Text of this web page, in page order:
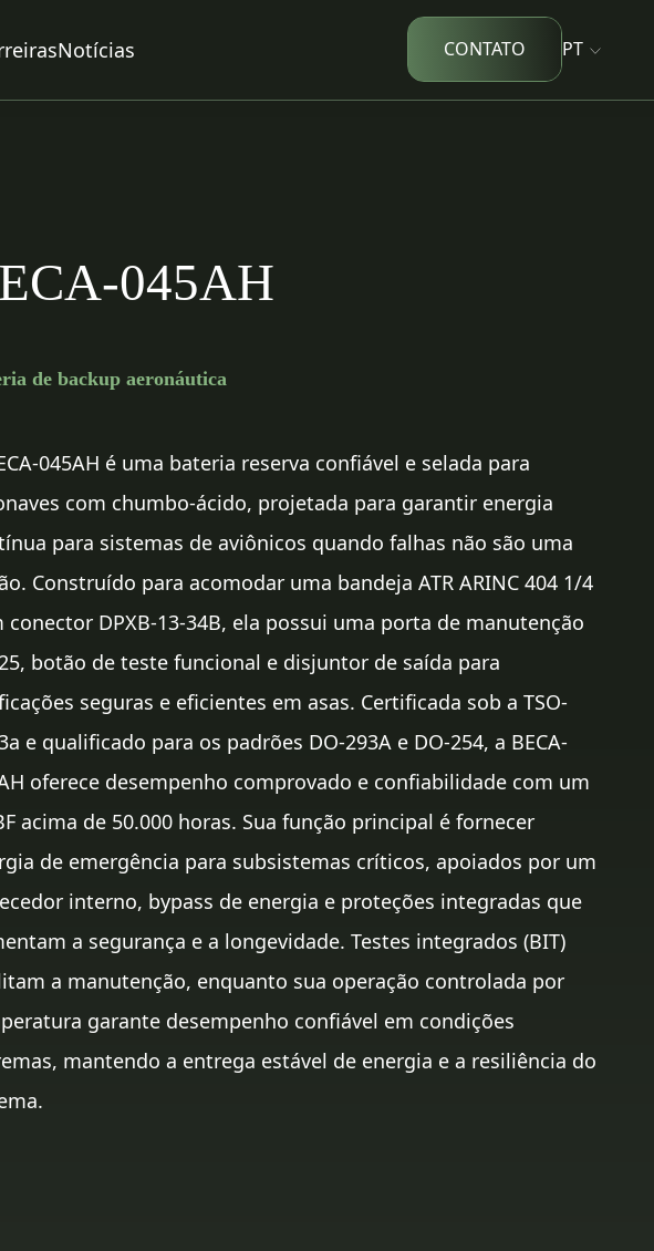
Notícias CONTATO PT
045AH
de backup aeronáutica
045AH é uma bateria reserva confiável e selada para
com chumbo-ácido, projetada para garantir energia
para sistemas de aviônicos quando falhas não são uma
Construído para acomodar uma bandeja ATR ARINC 404 1/4
conector DPXB-13-34B, ela possui uma porta de manutenção
botão de teste funcional e disjuntor de saída para
seguras e eficientes em asas. Certificada sob a TSO-
e qualificado para os padrões DO-293A e DO-254, a BECA-
oferece desempenho comprovado e confiabilidade com um
acima de 50.000 horas. Sua função principal é fornecer
de emergência para subsistemas críticos, apoiados por um
interno, bypass de energia e proteções integradas que
a segurança e a longevidade. Testes integrados (BIT)
a manutenção, enquanto sua operação controlada por
garante desempenho confiável em condições
mantendo a entrega estável de energia e a resiliência do